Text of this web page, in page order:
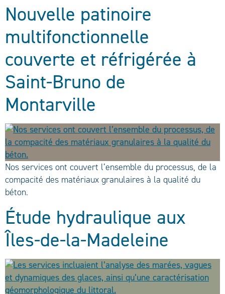
Nouvelle patinoire
multifonctionnelle
couverte et réfrigérée à
Saint-Bruno de
Montarville
Nos services ont couvert l’ensemble du processus, de la
compacité des matériaux granulaires à la qualité du
béton.
Étude hydraulique aux
Îles-de-la-Madeleine